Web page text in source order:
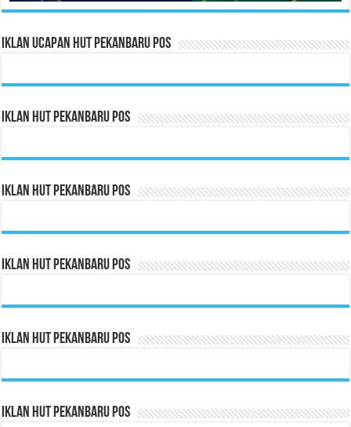
Iklan Ucapan HUT Pekanbaru Pos
Iklan HUT Pekanbaru Pos
Iklan HUT Pekanbaru Pos
Iklan HUT Pekanbaru Pos
Iklan HUT Pekanbaru Pos
Iklan HUT Pekanbaru Pos